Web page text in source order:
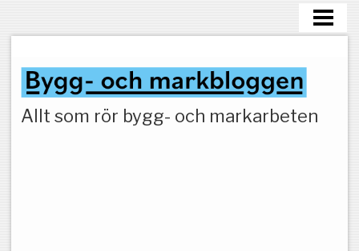
Allt som rör bygg- och markarbeten